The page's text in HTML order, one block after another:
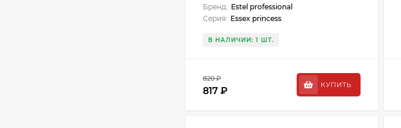
Бренд: Estel professional
Серия: Essex princess
В НАЛИЧИИ: 1 ШТ.
820 ₽
817 ₽
КУПИТЬ